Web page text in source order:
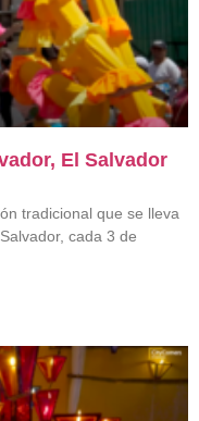
El Salvador
tradicional que se lleva
cada 3 de